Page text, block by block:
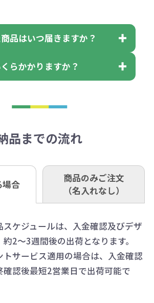
な個数を入力ください。
単位など購入できる単位が決
ない数を入力すると、アラー
トに従って数を調整してくだ
。
の状態により、対応が変わる
商品をご返却いただけない場
。あらかじめご了承くださ
商品は商品到着後7営業日以
せ先
～PM5:00（土・日・祝日を
日）
ば2色印刷の場合には、名入
が2倍、製版代が2倍必要で
さい。
印刷代はボリュームディスカ
で多くの数量を印刷すると、1
たりの印刷代単価がお安くなり
数量が少なく一定数に満たな
は、単価計算ではなく、印刷
本料金を一式頂戴する場合が
のダウンロード
はこちらはご確認ください。
のダウンロード
座にお願いします。
UFJ銀行
支店（おたいしてん）
ちょ銀行（振替口座）
株式会社モノベーション
込み手数料はお客さま負担と
ますのでご注意ください。
品はいつ届きますか？
の場合、ご入金確認後3営業
確認後約3週間となります。
いるものもあります。
ば、午前中までにご注文とご入
だければ翌日着でお送りする
の場合、ご相談ください。最
力いたします。
らかかりますか？
申し受けます。
ヶ所への納品の場合、別途送
する場合がございます。
はこちらご確認ください。
ついて
品までの流れ
場合
商品のみご注文
（名入れなし）
ケジュールは、入金確認及びデザ
2～3週間後の出荷となります。
サービス適用の場合は、入金確認
確認後最短2営業日で出荷可能で